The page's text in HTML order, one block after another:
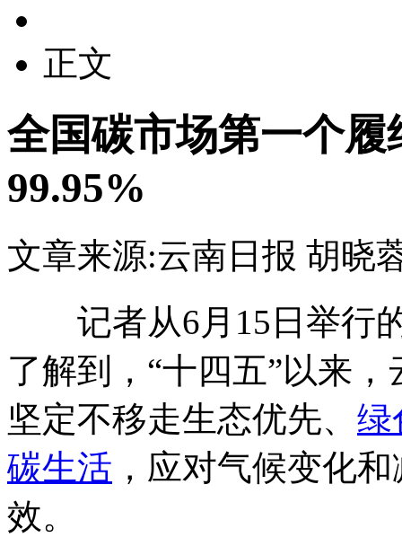
正文
全国碳市场第一个
99.95%
文章来源:云南日报 胡晓
记者从6月15日举行的
了解到，“十四五”以来
坚定不移走生态优先、 绿
碳生活 ，应对气候变化
效。